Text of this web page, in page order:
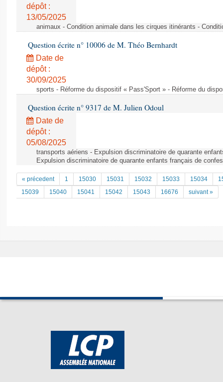
dépôt :
13/05/2025
animaux - Condition animale dans les cirques itinérants -
Question écrite n° 10006 de M. Théo Bernhardt
Date de
dépôt :
30/09/2025
sports - Réforme du dispositif « Pass'Sport » - Réforme du
Question écrite n° 9317 de M. Julien Odoul
Date de
dépôt :
05/08/2025
transports aériens - Expulsion discriminatoire de quarante
Expulsion discriminatoire de quarante enfants français de
« précedent 1 15030 15031 15032 15033 15034
15039
15040 15041 15042 15043 16676 suivant »